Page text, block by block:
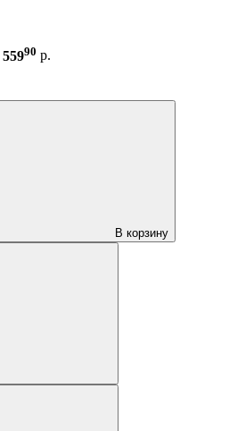
55990 р.
В корзину